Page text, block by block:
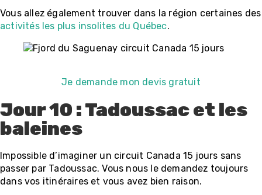
Vous allez également trouver dans la région certaines des
activités les plus insolites du Québec.
Je demande mon devis gratuit
Jour 10 : Tadoussac et les
baleines
Impossible d’imaginer un circuit Canada 15 jours sans
passer par Tadoussac. Vous nous le demandez toujours
dans vos itinéraires et vous avez bien raison.